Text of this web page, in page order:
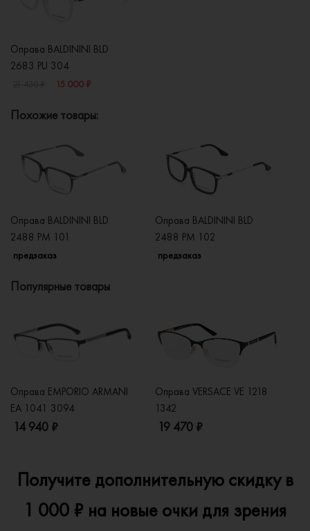
Оправа BALDININI BLD
2683 PU 304
15 000 ₽
Похожие товары:
Оправа BALDININI BLD
2488 PM 101
предзаказ
Оправа BALDININI BLD
2488 PM 102
предзаказ
Популярные товары
Оправа EMPORIO ARMANI
EA 1041 3094
14 940 ₽
Оправа VERSACE VE 1218
1342
19 470 ₽
Получите дополнительную скидку в
1 000 ₽ на новые очки для зрения